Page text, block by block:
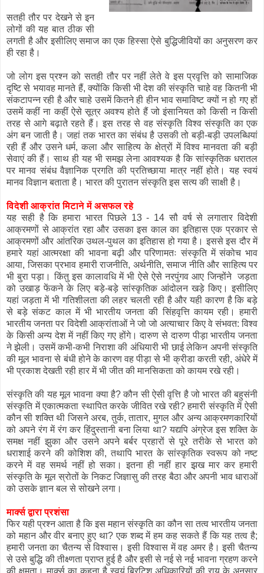
सतही तौर पर देखने से इन
लोगों की यह बात ठीक सी
लगती है और इसीलिए समाज का एक हिस्सा ऐसे बुद्धिजीवियों का अनुसरण कर
ही रहा है।
जो लोग इस प्रश्न को सतही तौर पर नहीं लेते वे इस प्रवृत्ति को सामाजिक
दृष्टि से भयावह मानते हैं, क्योंकि किसी भी देश की संस्कृति चाहे वह कितनी भी
संकटापन्न रही है और चाहे उसमें कितने ही हीन भाव समाविष्ट क्यों न हो गए हों
उसमें कहीं ना कहीं ऐसे सूत्र अवश्य होते हैं जो इंसानियत को किसी न किसी
तरह से आगे बढ़ाते रहते हैं। इस तरह से वह संस्कृति विश्व संस्कृति का एक
अंग बन जाती है। जहां तक भारत का संबंध है उसकी तो बड़ी-बड़ी उपलब्धियां
रही हैं और उसने धर्म, कला और साहित्य के क्षेत्रों में विश्व मानवता की बड़ी
सेवाएं की हैं। साथ ही यह भी समझ लेना आवश्यक है कि सांस्कृतिक धरातल
पर मानव संबंध वैज्ञानिक प्रगति की प्रतिच्छाया मात्र नहीं होते। यह स्वयं
मानव विज्ञान बताता है। भारत की पुरातन संस्कृति इस सत्य की साक्षी है।
विदेशी आक्रांत मिटाने में असफल रहे
यह सही है कि हमारा भारत पिछले 13 - 14 सौ वर्ष से लगातार विदेशी
आक्रमणों से आक्रांत रहा और उसका इस काल का इतिहास एक प्रकार से
आक्रमणों और आंतरिक उथल-पुथल का इतिहास हो गया है। इससे इस दौर में
हमारे यहां आत्मरक्षा की भावना बढ़ी और परिणामतः संस्कृति में संकोच भाव
आया, जिसका प्रभाव हमारी राजनीति, अर्थनीति, समाज नीति और साहित्य पर
भी बुरा पड़ा। किंतु इस कालावधि में भी ऐसे ऐसे नरपुंगव आए जिन्होंने जड़ता
को उखाड़ फेंकने के लिए बड़े-बड़े सांस्कृतिक आंदोलन खड़े किए। इसीलिए
यहां जड़ता में भी गतिशीलता की लहर चलती रही है और यही कारण है कि बड़े
से बड़े संकट काल में भी भारतीय जनता की सिंहवृत्ति कायम रही। हमारी
भारतीय जनता पर विदेशी आक्रांताओं ने जो जो अत्याचार किए वे संभवत: विश्व
के किसी अन्य देश में नहीं किए गए होंगे। दारुण से दारुण पीड़ा भारतीय जनता
ने झेली। उसमें कभी-कभी निराशा की अंधियारी भी छाई लेकिन अपनी संस्कृति
की मूल भावना से बंधी होने के कारण वह पीड़ा से भी क्रीडा करती रही, अंधेरे में
भी प्रकाश देखती रही हार में भी जीत की मानसिकता को कायम रखे रही।
संस्कृति की यह मूल भावना क्या है? कौन सी ऐसी वृत्ति है जो भारत की बहुसंनी
संस्कृति में एकात्मकता स्थापित करके जीवित रखे रही? हमारी संस्कृति में ऐसी
कौन सी शक्ति थी जिसने अरब, तुर्क, तातार, मुगल और अन्य आक्रमणकारियों
को अपने रंग में रंग कर हिंदुस्तानी बना लिया था? यद्यपि अंग्रेज इस शक्ति के
समक्ष नहीं झुका और उसने अपने बर्बर प्रहारों से पूरे तरीके से भारत को
धराशाई करने की कोशिश की, तथापि भारत के सांस्कृतिक स्वरूप को नष्ट
करने में वह समर्थ नहीं हो सका। इतना ही नहीं हार झ़ख मार कर हमारी
संस्कृति के मूल स्रोतों के निकट जिज्ञासु की तरह बैठा और अपनी भाव धाराओं
को उसके ज्ञान बल से सोखने लगा।
मार्क्स द्वारा प्रशंसा
फिर यही प्रश्न आता है कि इस महान संस्कृति का कौन सा तत्व भारतीय जनता
को महान और वीर बनाए हुए था? एक शब्द में हम कह सकते हैं कि यह तत्व है;
हमारी जनता का चैतन्य से विश्वास। इसी विश्वास में वह अमर है। इसी चैतन्य
से उसे बुद्धि की तीक्ष्णता प्राप्त हुई है और इसी से नई से नई भावना ग्रहण करने